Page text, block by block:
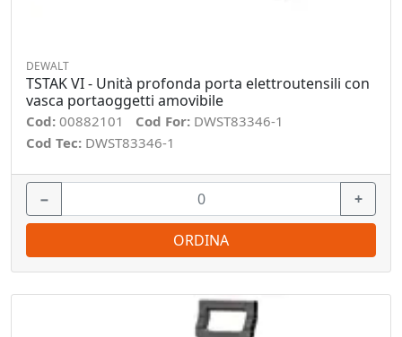
DEWALT
TSTAK VI - Unità profonda porta elettroutensili con
vasca portaoggetti amovibile
Cod: 00882101 Cod For: DWST83346-1
Cod Tec: DWST83346-1
− +
ORDINA